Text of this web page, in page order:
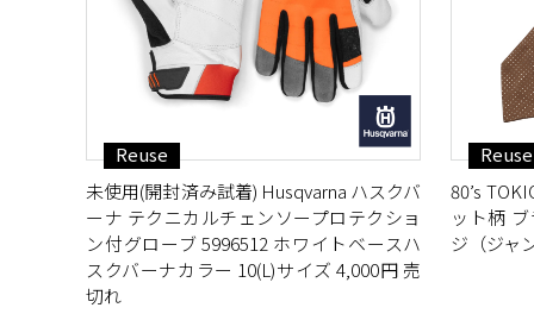
Reuse
未使用(開封済み試着) Husqvarna ハスクバ
ーナ テクニカルチェンソープロテクショ
ン付グローブ 5996512 ホワイトベースハ
スクバーナカラー 10(L)サイズ 4,000円 売
切れ
Reuse
80’s
ット柄
ジ（ジャ